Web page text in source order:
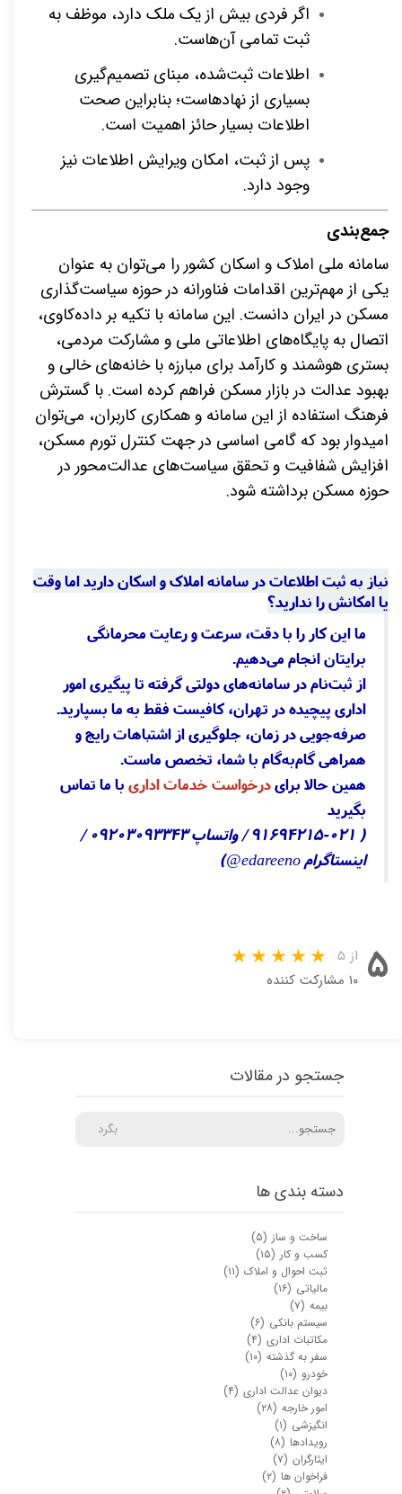
اگر فردی بیش از یک ملک دارد، موظف به
ثبت تمامی آن‌هاست.
اطلاعات ثبت‌شده، مبنای تصمیم‌گیری
بسیاری از نهادهاست؛ بنابراین صحت
اطلاعات بسیار حائز اهمیت است.
پس از ثبت، امکان ویرایش اطلاعات نیز
وجود دارد.
جمع‌بندی
سامانه ملی املاک و اسکان کشور را می‌توان به عنوان
یکی از مهم‌ترین اقدامات فناورانه در حوزه سیاست‌گذاری
مسکن در ایران دانست. این سامانه با تکیه بر داده‌کاوی،
اتصال به پایگاه‌های اطلاعاتی ملی و مشارکت مردمی،
بستری هوشمند و کارآمد برای مبارزه با خانه‌های خالی و
بهبود عدالت در بازار مسکن فراهم کرده است. با گسترش
فرهنگ استفاده از این سامانه و همکاری کاربران، می‌توان
امیدوار بود که گامی اساسی در جهت کنترل تورم مسکن،
افزایش شفافیت و تحقق سیاست‌های عدالت‌محور در
حوزه مسکن برداشته شود.
نیاز به ثبت اطلاعات در سامانه املاک و اسکان دارید اما وقت
یا امکانش را ندارید؟
ما این کار را با دقت، سرعت و رعایت محرمانگی
برایتان انجام می‌دهیم.
از ثبت‌نام در سامانه‌های دولتی گرفته تا پیگیری امور
اداری پیچیده در تهران، کافیست فقط به ما بسپارید.
صرفه‌جویی در زمان، جلوگیری از اشتباهات رایج و
همراهی گام‌به‌گام با شما، تخصص ماست.
همین حالا برایدرخواست خدمات اداریبا ما تماس
بگیرید
( 91694215-021 / واتساپ 09203093343 /
اینستاگرام edareeno@)
۵ از ۵
۱۰ مشارکت کننده
دسته بندی ها
ساخت و ساز (۵)
کسب و کار (۱۵)
ثبت احوال و املاک (۱۱)
مالیاتی (۱۶)
بیمه (۷)
سیستم بانکی (۶)
مکاتبات اداری (۴)
سفر به گذشته (۱۰)
خودرو (۱۰)
دیوان عدالت اداری (۴)
امور خارجه (۲۸)
انگیزشی (۱)
رویدادها (۸)
ایثارگران (۷)
فراخوان ها (۲)
جستجو در مقالات
بگرد